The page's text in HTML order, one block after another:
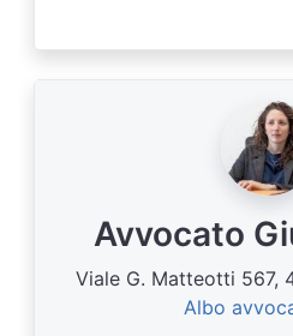
Avvocato
Viale G. Matteotti 567,
Albo